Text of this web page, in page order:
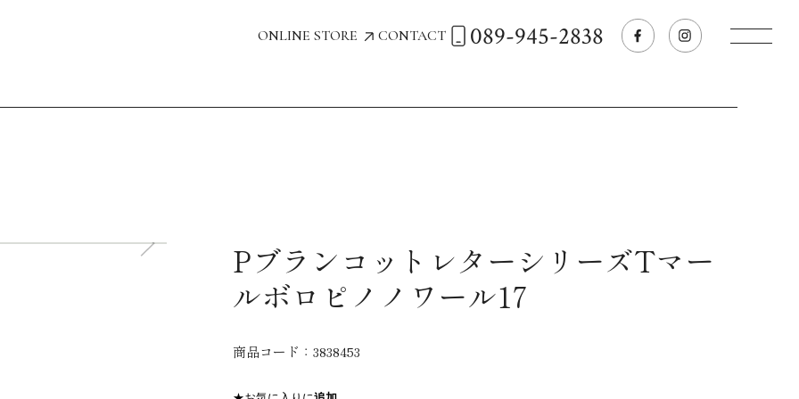
ONLINE STORE CONTACT 089-945-2838
商品情報
PブランコットレターシリーズTマー
ルボロピノノワール17
商品コード： 3838453